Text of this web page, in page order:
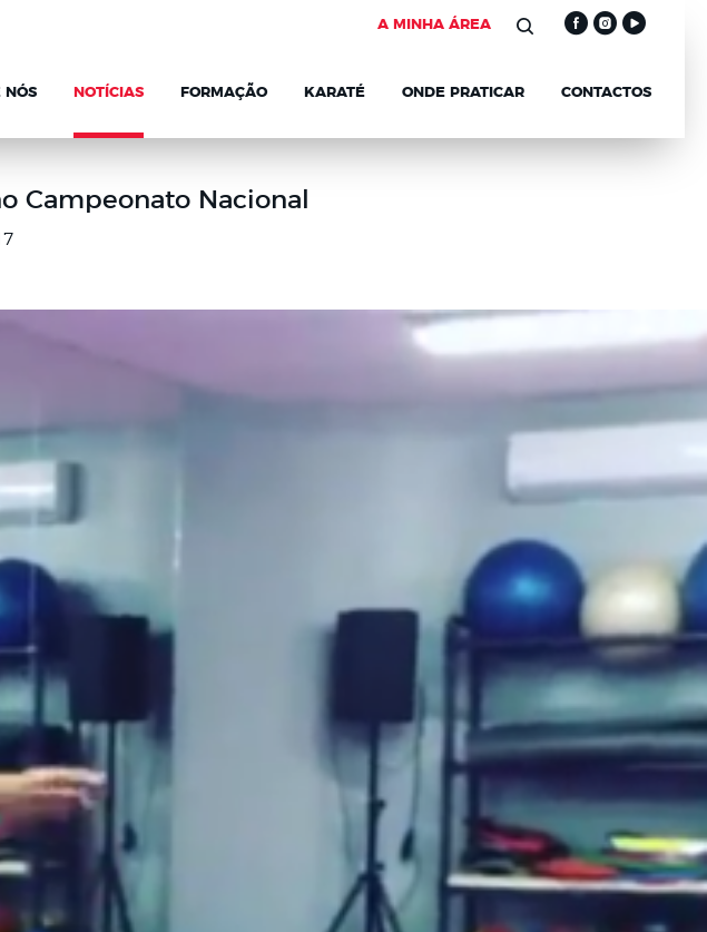
A MINHA ÁREA
NÓS NOTÍCIAS FORMAÇÃO KARATÉ ONDE PRATICAR CONTACTOS
Campeonato Nacional